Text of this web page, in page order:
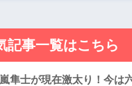
記事一覧はこちら
隼士が現在激太り！今は